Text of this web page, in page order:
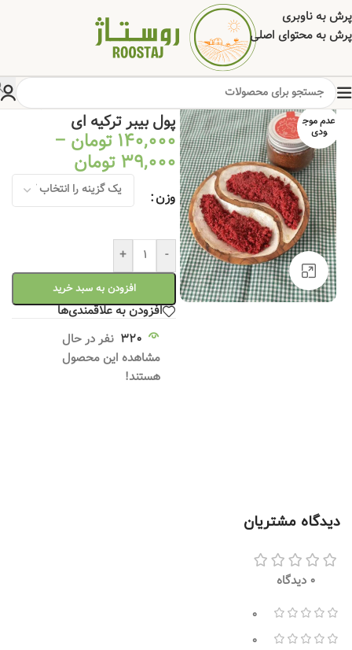
پرش به ناوبری
پرش به محتوای اصلی
عدم موج
ودی
برای بزرگنمایی کلیک کنید
چاشنی
پول بیبر ترکیه ای
140,000 تومان –
39,000 تومان
وزن
-
+
افزودن به سبد خرید
افزودن به علاقمندی‌ها
320 نفر در حال
مشاهده این محصول
هستند!
دیدگاه مشتریان
0 دیدگاه
0
0